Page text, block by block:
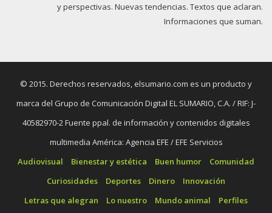
y perspectivas. Nuevas tendencias. Textos que aclaran.
Informaciones que suman.
© 2015. Derechos reservados, elsumario.com es un producto y
marca del Grupo de Comunicación Digital EL SUMARIO, C.A. / RIF: J-
40582970-2 Fuente ppal. de información y contenidos digitales
multimedia América: Agencia EFE / EFE Servicios
Audiovisual
Bienestar y estética Buen humor
Comunidad
Curiosidades
Deportes Dinero
Innovación
Letras que alegran
Lo nuestro Mundo animal Perfiles